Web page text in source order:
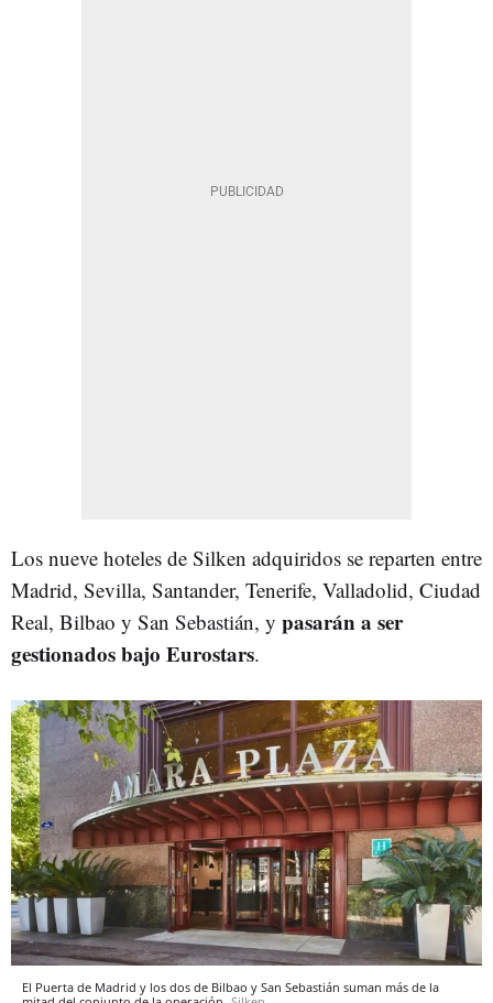
Los nueve hoteles de Silken adquiridos se reparten entre
Madrid, Sevilla, Santander, Tenerife, Valladolid, Ciudad
Real, Bilbao y San Sebastián, y pasarán a ser
gestionados bajo Eurostars.
El Puerta de Madrid y los dos de Bilbao y San Sebastián suman más de la